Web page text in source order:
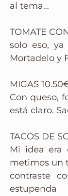
al tema…
TOMATE
solo eso,
Mortadelo y
MIGAS
Con queso,
está claro.
TACOS DE
Mi idea era
metimos un
contraste
estupenda